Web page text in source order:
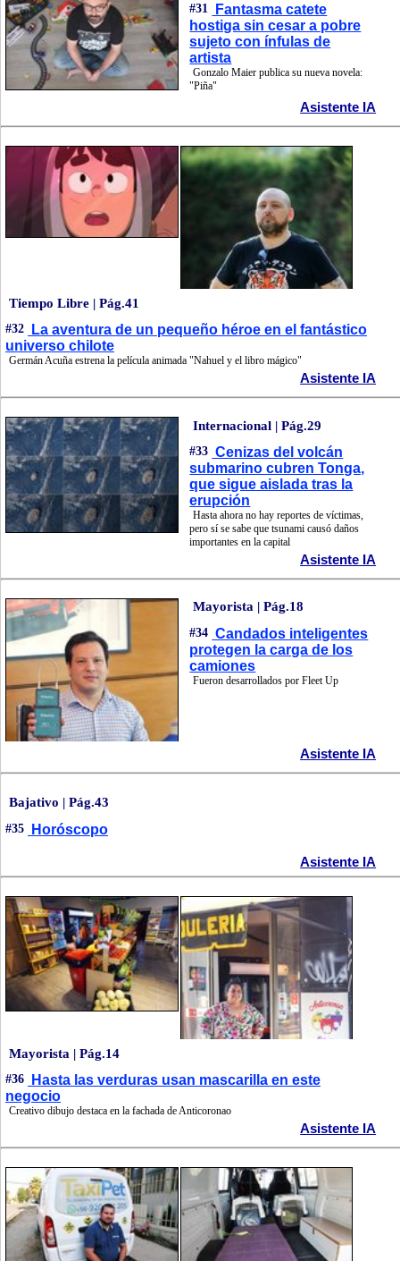
#31
Fantasma catete
hostiga sin cesar a pobre
sujeto con ínfulas de
artista
Gonzalo Maier publica su nueva novela:
"Piña"
Asistente IA
Tiempo Libre | Pág.41
#32
La aventura de un pequeño héroe en el fantástico
universo chilote
Germán Acuña estrena la película animada "Nahuel y el libro mágico"
Asistente IA
Internacional | Pág.29
#33 Cenizas del volcán
submarino cubren Tonga,
que sigue aislada tras la
erupción
Hasta ahora no hay reportes de víctimas,
pero sí se sabe que tsunami causó daños
importantes en la capital
Asistente IA
Mayorista | Pág.18
#34 Candados inteligentes
protegen la carga de los
camiones
Fueron desarrollados por Fleet Up
Asistente IA
Bajativo | Pág.43
#35 Horóscopo
Asistente IA
Mayorista | Pág.14
#36
Hasta las verduras usan mascarilla en este
negocio
Creativo dibujo destaca en la fachada de Anticoronao
Asistente IA